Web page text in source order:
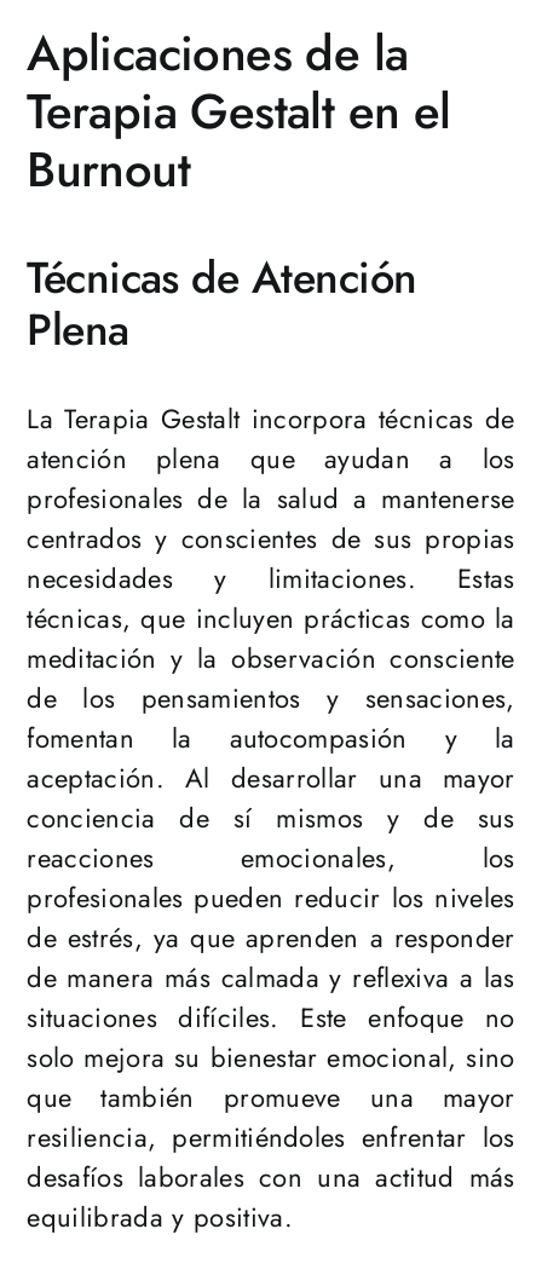
Aplicaciones de la
Terapia Gestalt en el
Burnout
Técnicas de Atención
Plena
La Terapia Gestalt incorpora técnicas de
atención plena que ayudan a los
profesionales de la salud a mantenerse
centrados y conscientes de sus propias
necesidades y limitaciones. Estas
técnicas, que incluyen prácticas como la
meditación y la observación consciente
de los pensamientos y sensaciones,
fomentan la autocompasión y la
aceptación. Al desarrollar una mayor
conciencia de sí mismos y de sus
reacciones emocionales, los
profesionales pueden reducir los niveles
de estrés, ya que aprenden a responder
de manera más calmada y reflexiva a las
situaciones difíciles. Este enfoque no
solo mejora su bienestar emocional, sino
que también promueve una mayor
resiliencia, permitiéndoles enfrentar los
desafíos laborales con una actitud más
equilibrada y positiva.